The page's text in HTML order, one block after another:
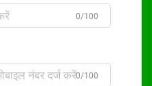
0/100
0/100